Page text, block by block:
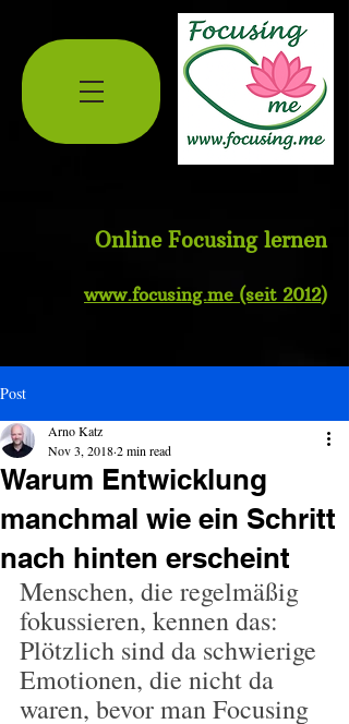
Online Focusing lernen
www.focusing.me (seit 2012)
Post
Warum Entwicklung
manchmal wie ein Schritt
nach hinten erscheint
Arno Katz
Nov 3, 20182 min read
Menschen, die regelmäßig
fokussieren, kennen das:
Plötzlich sind da schwierige
Emotionen, die nicht da
waren, bevor man Focusing